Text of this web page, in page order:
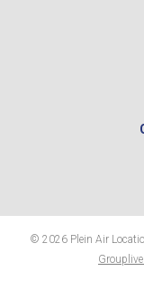
© 2026 Plein Air